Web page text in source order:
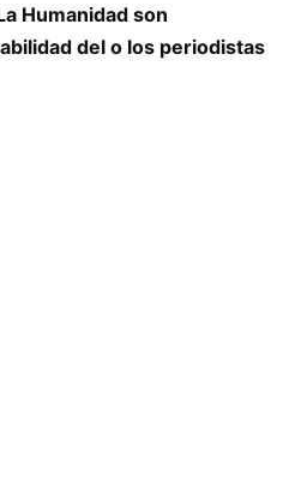
Humanidad son
del o los periodistas